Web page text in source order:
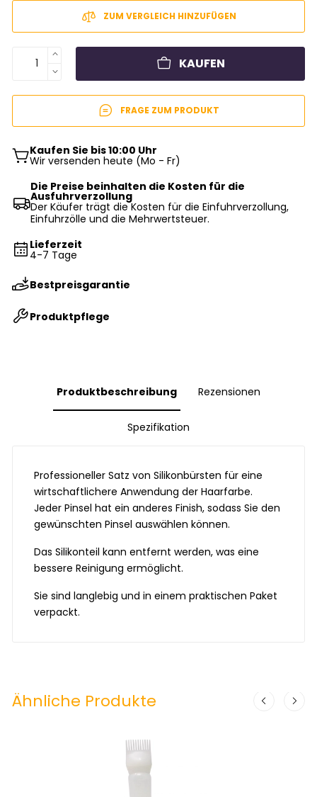
ZUM VERGLEICH HINZUFÜGEN
KAUFEN
FRAGE ZUM PRODUKT
Kaufen Sie bis 10:00 Uhr
Wir versenden heute (Mo - Fr)
Die Preise beinhalten die Kosten für die
Ausfuhrverzollung
Der Käufer trägt die Kosten für die Einfuhrverzollung,
Einfuhrzölle und die Mehrwertsteuer.
Lieferzeit
4-7 Tage
Bestpreisgarantie
Produktpflege
Produktbeschreibung Rezensionen
Spezifikation
Professioneller Satz von Silikonbürsten für eine
wirtschaftlichere Anwendung der Haarfarbe.
Jeder Pinsel hat ein anderes Finish, sodass Sie den
gewünschten Pinsel auswählen können.
Das Silikonteil kann entfernt werden, was eine
bessere Reinigung ermöglicht.
Sie sind langlebig und in einem praktischen Paket
verpackt.
Ähnliche Produkte